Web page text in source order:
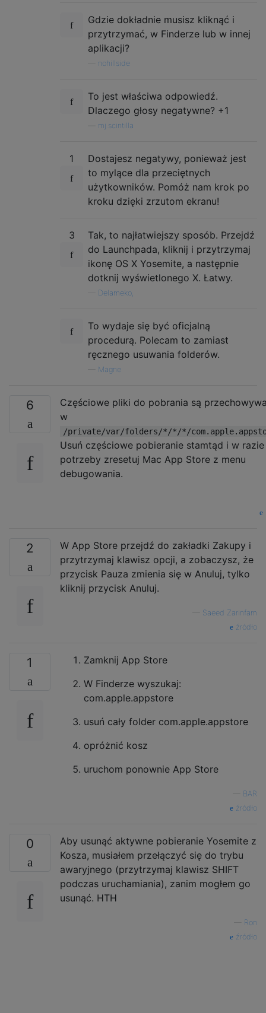
Gdzie dokładnie musisz kliknąć i
przytrzymać, w Finderze lub w innej
aplikacji?
nohillside
To jest właściwa odpowiedź.
Dlaczego głosy negatywne? +1
mj.scintilla
1
Dostajesz negatywy, ponieważ jest
to mylące dla przeciętnych
użytkowników. Pomóż nam krok po
kroku dzięki zrzutom ekranu!
3
Tak, to najłatwiejszy sposób. Przejdź
do Launchpada, kliknij i przytrzymaj
ikonę OS X Yosemite, a następnie
dotknij wyświetlonego X. Łatwy.
Delameko,
To wydaje się być oficjalną
procedurą. Polecam to zamiast
ręcznego usuwania folderów.
Magne
6
Częściowe pliki do pobrania są
w
/private/var/folders/*/*/*/
Usuń częściowe pobieranie stamtąd i w razie
potrzeby zresetuj Mac App Store z menu
debugowania.
2
W App Store przejdź do zakładki Zakupy i
przytrzymaj klawisz opcji, a zobaczysz, że
przycisk Pauza zmienia się w Anuluj, tylko
kliknij przycisk Anuluj.
Saeed Zarinfam
źródło
1
Zamknij App Store
W Finderze wyszukaj:
com.apple.appstore
usuń cały folder com.apple.appstore
opróżnić kosz
uruchom ponownie App Store
BAR
źródło
0
Aby usunąć aktywne pobieranie Yosemite z
Kosza, musiałem przełączyć się do trybu
awaryjnego (przytrzymaj klawisz SHIFT
podczas uruchamiania), zanim mogłem go
usunąć. HTH
Ron
źródło